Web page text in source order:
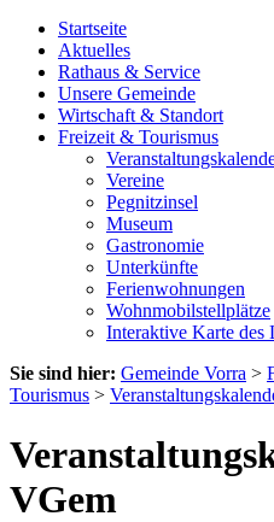
Startseite
Aktuelles
Rathaus & Service
Unsere Gemeinde
Wirtschaft & Standort
Freizeit & Tourismus
Vereine
Pegnitzinsel
Museum
Gastronomie
Unterkünfte
Ferienwohnungen
Wohnmobilstellplätze
Interaktive Karte des
Sie sind hier: Gemeinde Vorra >
Tourismus >
VGem